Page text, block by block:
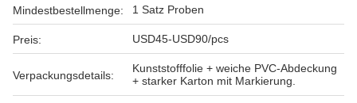
Mindestbestellmenge: 1 Satz Proben
Preis: USD45-USD90/pcs
Verpackungsdetails:
Kunststofffolie + weiche PVC-Abdeckung
+ starker Karton mit Markierung.